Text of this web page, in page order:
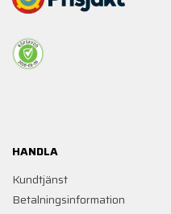
HANDLA
Kundtjänst
Betalningsinformation